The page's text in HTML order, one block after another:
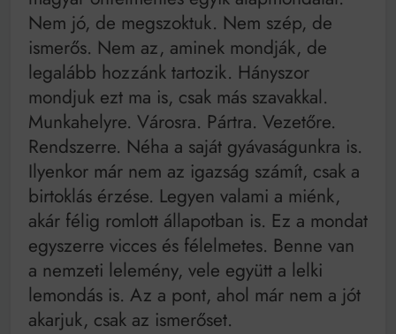
Nem jó, de megszoktuk. Nem szép, de
ismerős. Nem az, aminek mondják, de
legalább hozzánk tartozik. Hányszor
mondjuk ezt ma is, csak más szavakkal.
Munkahelyre. Városra. Pártra. Vezetőre.
Rendszerre. Néha a saját gyávaságunkra is.
Ilyenkor már nem az igazság számít, csak a
birtoklás érzése. Legyen valami a miénk,
akár félig romlott állapotban is. Ez a mondat
egyszerre vicces és félelmetes. Benne van
a nemzeti lelemény, vele együtt a lelki
lemondás is. Az a pont, ahol már nem a jót
akarjuk, csak az ismerőset.